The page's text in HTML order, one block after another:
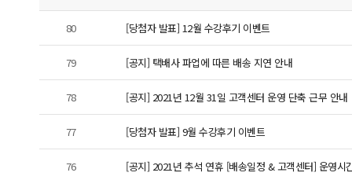
80 [당첨자 발표] 12월 수강후기 이벤트
79 [공지] 택배사 파업에 따른 배송 지연 안내
78 [공지] 2021년 12월 31일 고객센터 운영 단축 근무 안내
77 [당첨자 발표] 9월 수강후기 이벤트
76 [공지] 2021년 추석 연휴 [배송일정 & 고객센터] 운영시